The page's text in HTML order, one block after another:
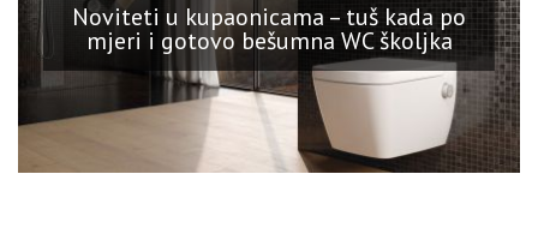
Noviteti u kupaonicama – tuš kada po
mjeri i gotovo bešumna WC školjka